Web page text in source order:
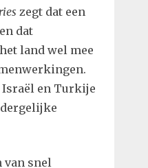
zegt dat een
dat
land wel mee
Israël en Turkije
van snel